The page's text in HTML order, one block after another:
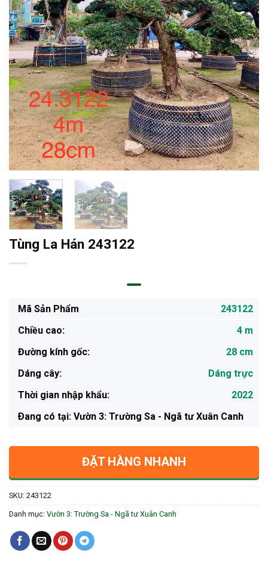
Tùng La Hán 243122
Mã Sản Phẩm
243122
Chiều cao:
4 m
Đường kính gốc:
28 cm
Dáng cây:
Dáng trực
Thời gian nhập khẩu:
2022
Ðang có tại: Vườn 3: Trường Sa - Ngã tư Xuân Canh
ĐẶT HÀNG NHANH
SKU: 243122
Danh mục: Vườn 3: Trường Sa - Ngã tư Xuân Canh